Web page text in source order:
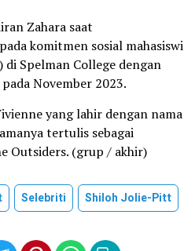
Zahara saat
komitmen sosial mahasiswi
Spelman College dengan
November 2023.
yang lahir dengan nama
tertulis sebagai
Outsiders. (grup / akhir)
Selebriti Shiloh Jolie-Pitt